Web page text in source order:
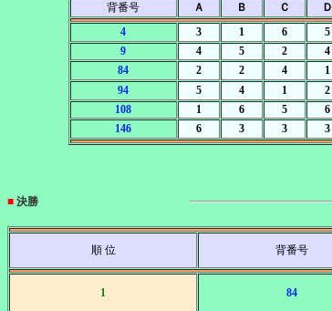
背番号
Ａ Ｂ Ｃ Ｄ
4
3 1 6 5
9
4 5 2 4
84
2 2 4 1
94
5 4 1 2
108
1 6 5 6
146
6 3 3 3
■ 決勝
順 位 背番号
1 84